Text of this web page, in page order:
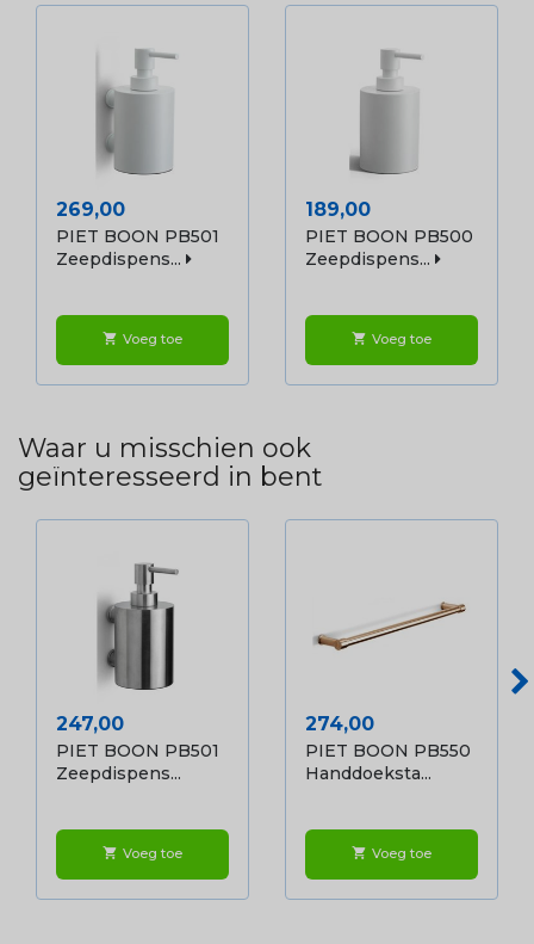
Prijs
269,00
PIET BOON PB501
Zeepdispens...
shopping_cart Voeg toe
Prijs
189,00
PIET BOON PB500
Zeepdispens...
shopping_cart Voeg toe
Waar u misschien ook
geïnteresseerd in bent
Prijs
247,00
PIET BOON PB501
Zeepdispens...
shopping_cart Voeg toe
Prijs
274,00
PIET BOON PB550
Handdoeksta...
shopping_cart Voeg toe